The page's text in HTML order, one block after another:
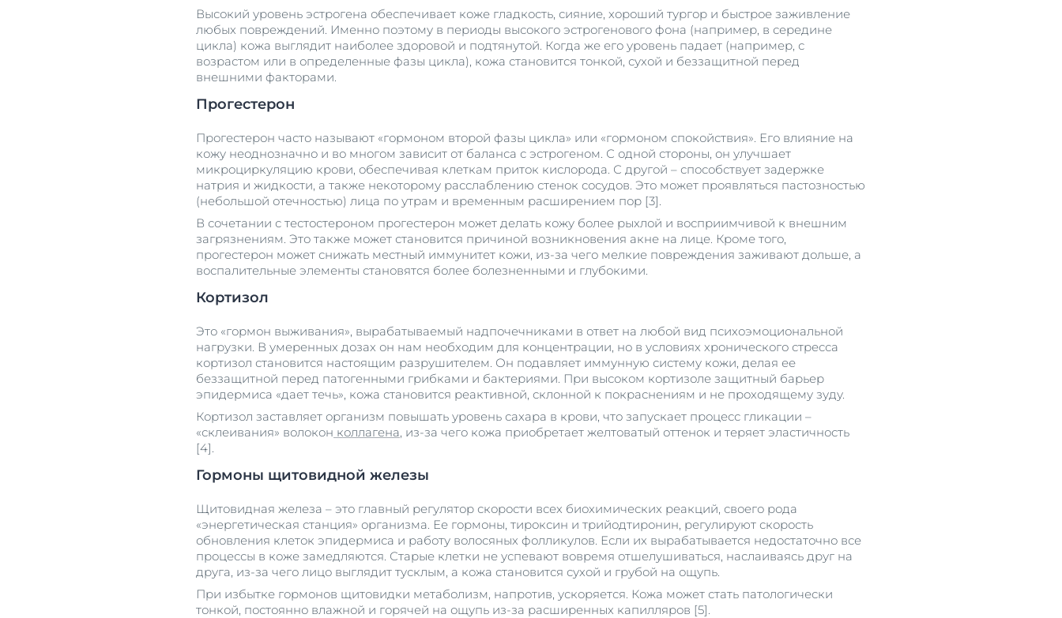
Высокий уровень эстрогена обеспечивает коже гладкость, сияние, хороший тургор и быстрое заживление
любых повреждений. Именно поэтому в периоды высокого эстрогенового фона (например, в середине
цикла) кожа выглядит наиболее здоровой и подтянутой. Когда же его уровень падает (например, с
возрастом или в определенные фазы цикла), кожа становится тонкой, сухой и беззащитной перед
внешними факторами.
Прогестерон
Прогестерон часто называют «гормоном второй фазы цикла» или «гормоном спокойствия». Его влияние на
кожу неоднозначно и во многом зависит от баланса с эстрогеном. С одной стороны, он улучшает
микроциркуляцию крови, обеспечивая клеткам приток кислорода. С другой – способствует задержке
натрия и жидкости, а также некоторому расслаблению стенок сосудов. Это может проявляться пастозностью
(небольшой отечностью) лица по утрам и временным расширением пор [3].
В сочетании с тестостероном прогестерон может делать кожу более рыхлой и восприимчивой к внешним
загрязнениям. Это также может становится причиной возникновения акне на лице. Кроме того,
прогестерон может снижать местный иммунитет кожи, из-за чего мелкие повреждения заживают дольше, а
воспалительные элементы становятся более болезненными и глубокими.
Кортизол
Это «гормон выживания», вырабатываемый надпочечниками в ответ на любой вид психоэмоциональной
нагрузки. В умеренных дозах он нам необходим для концентрации, но в условиях хронического стресса
кортизол становится настоящим разрушителем. Он подавляет иммунную систему кожи, делая ее
беззащитной перед патогенными грибками и бактериями. При высоком кортизоле защитный барьер
эпидермиса «дает течь», кожа становится реактивной, склонной к покраснениям и не проходящему зуду.
Кортизол заставляет организм повышать уровень сахара в крови, что запускает процесс гликации –
«склеивания» волокон коллагена , из-за чего кожа приобретает желтоватый оттенок и теряет эластичность
[4].
Гормоны щитовидной железы
Щитовидная железа – это главный регулятор скорости всех биохимических реакций, своего рода
«энергетическая станция» организма. Ее гормоны, тироксин и трийодтиронин, регулируют скорость
обновления клеток эпидермиса и работу волосяных фолликулов. Если их вырабатывается недостаточно все
процессы в коже замедляются. Старые клетки не успевают вовремя отшелушиваться, наслаиваясь друг на
друга, из-за чего лицо выглядит тусклым, а кожа становится сухой и грубой на ощупь.
При избытке гормонов щитовидки метаболизм, напротив, ускоряется. Кожа может стать патологически
тонкой, постоянно влажной и горячей на ощупь из-за расширенных капилляров [5].